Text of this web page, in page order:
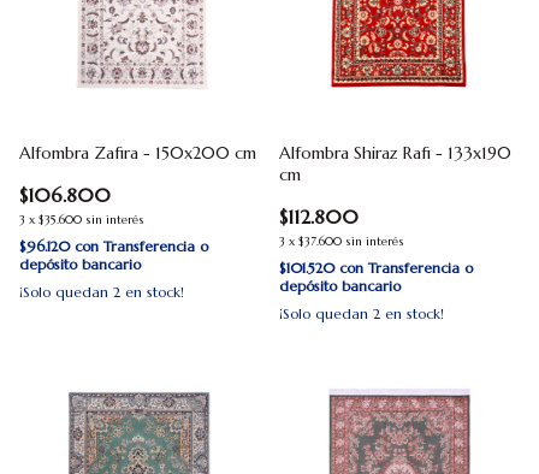
Alfombra Zafira - 150x200 cm
$106.800
3 x $35.600 sin interés
$96.120 con Transferencia o
depósito bancario
¡Solo quedan 2 en stock!
Alfombra Shiraz Rafi - 133x190
cm
$112.800
3 x $37.600 sin interés
$101.520 con Transferencia o
depósito bancario
¡Solo quedan 2 en stock!